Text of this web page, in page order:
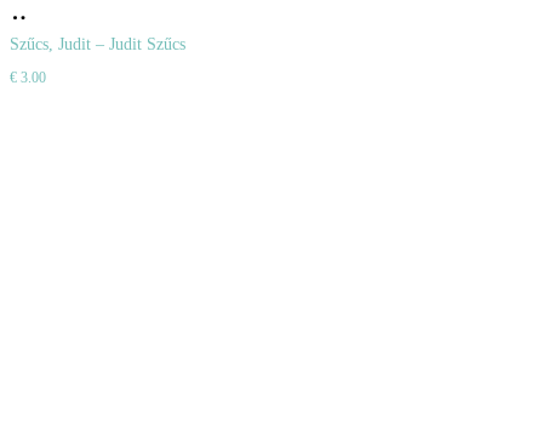
do
košíka
Szűcs, Judit – Judit Szűcs
€ 3.00